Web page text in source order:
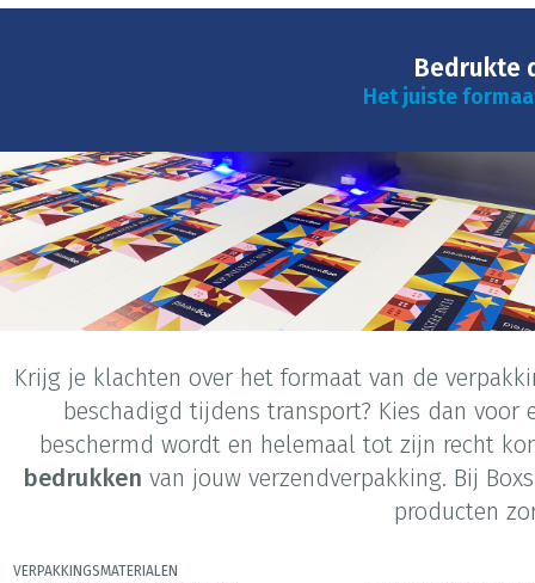
Bedrukte
Het juiste
Krijg je klachten over het formaat van de
beschadigd tijdens transport? Kies dan voor
beschermd wordt en helemaal tot zijn recht
bedrukken van jouw verzendverpakking. Bij
producten
VERPAKKINGSMATERIALEN